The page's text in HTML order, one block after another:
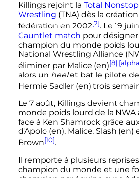
Killings rejoint la Total
Wrestling (TNA) dès la
fédération en 2002[2]. Le 19 juin
Gauntlet match pour
champion du monde poids
National Wrestling Alliance
éliminer par Malice (en)[8],[alpha
alors un heelet bat le pilote de
Hermie Sadler (en) trois
Le 7 août, Killings devient
monde poids lourd de la NWA
face à Ken Shamrock grâce
d'Apolo (en), Malice, Slash (en)
Brown[10].
Il remporte à plusieurs
champion du monde et une